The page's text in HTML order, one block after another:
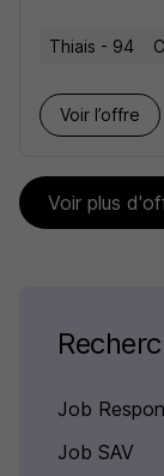
Thiais - 94
Voir l’offre
Voir plus
Job
Job SAV